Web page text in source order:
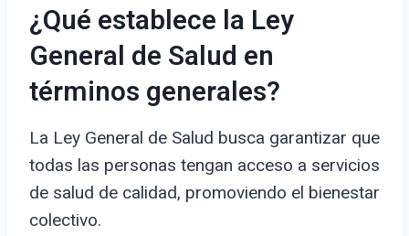
¿Qué establece la Ley
General de Salud en
términos generales?
La Ley General de Salud busca garantizar que
todas las personas tengan acceso a servicios
de salud de calidad, promoviendo el bienestar
colectivo.